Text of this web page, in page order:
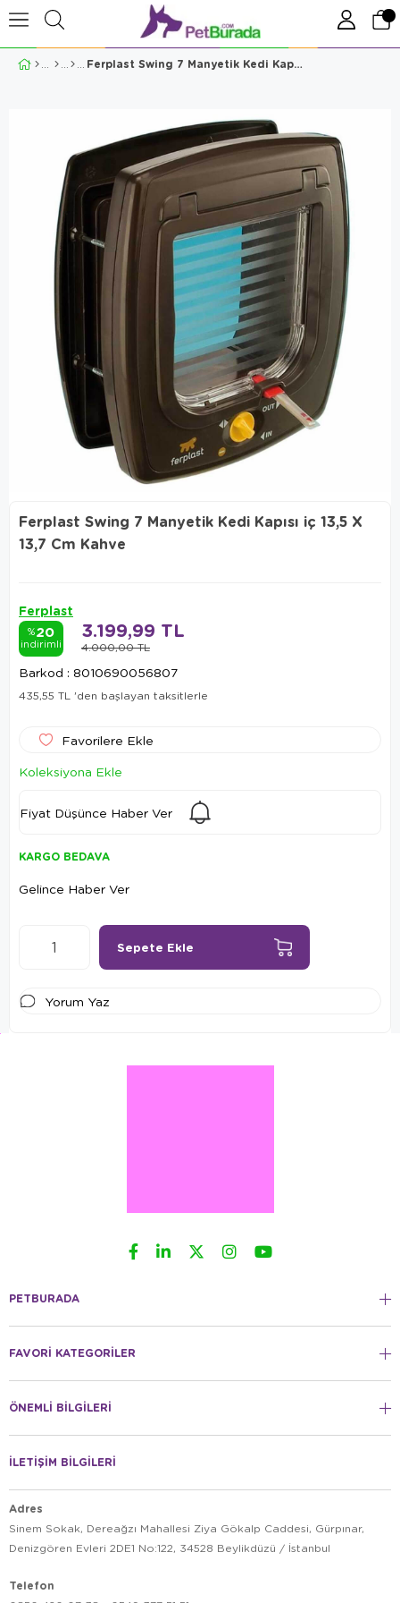
Ferplast Swing 7 Manyetik Kedi Kapısı iç 13,5 X 13,7 Cm Kahve
Ferplast Swing 7 Manyetik Kedi Kapısı iç 13,5 X
13,7 Cm Kahve
Ferplast
%20
indirimli 4.000,00 TL
3.199,99 TL
Barkod : 8010690056807
435,55 TL 'den başlayan taksitlerle
Favorilere Ekle
Koleksiyona Ekle
Fiyat Düşünce Haber Ver
KARGO BEDAVA
Gelince Haber Ver
Yorum Yaz
PETBURADA
FAVORİ KATEGORİLER
ÖNEMLİ BİLGİLERİ
İLETİŞİM BİLGİLERİ
Adres
Sinem Sokak, Dereağzı Mahallesi Ziya Gökalp Caddesi, Gürpınar,
Denizgören Evleri 2DE1 No:122, 34528 Beylikdüzü / İstanbul
Telefon